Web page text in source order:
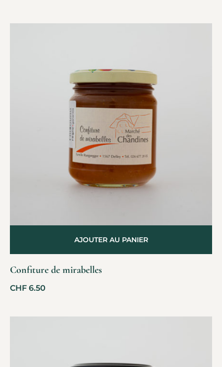
Confiture de mirabelles
CHF 6.50
AJOUTER AU PANIER